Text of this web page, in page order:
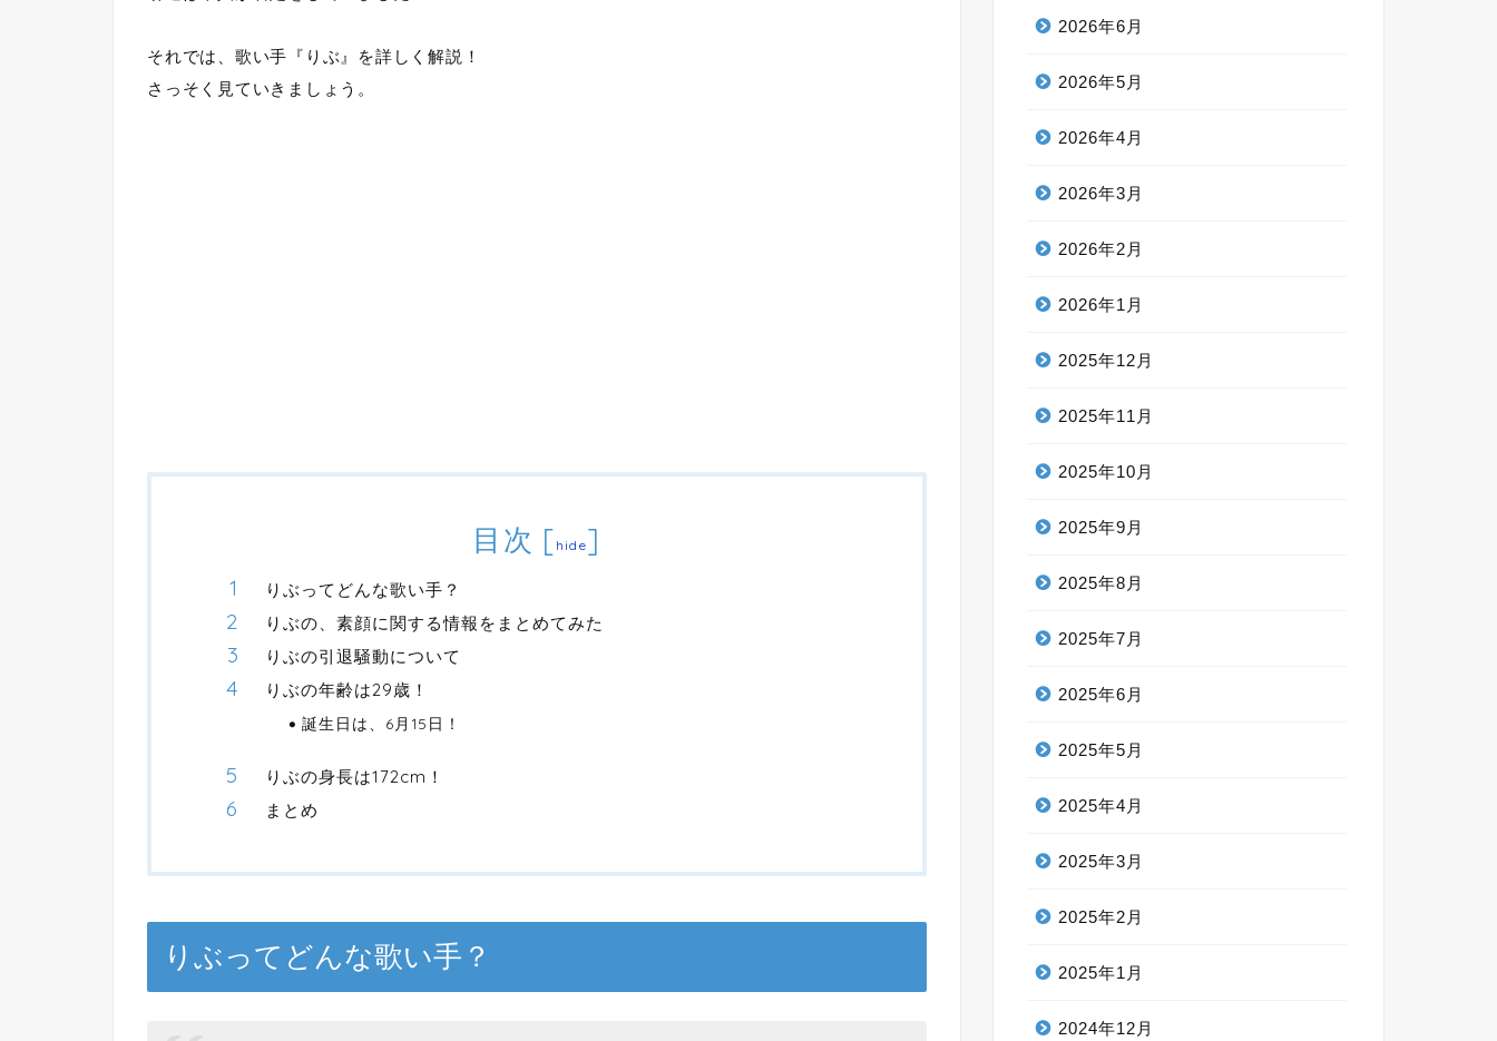
それでは、歌い手『りぶ』を詳しく解説！
さっそく見ていきましょう。
目次 [ hide]
りぶってどんな歌い手？
りぶの、素顔に関する情報をまとめてみた
りぶの引退騒動について
りぶの年齢は29歳！
誕生日は、6月15日！
りぶの身長は172cm！
まとめ
りぶってどんな歌い手？
2026年6月
2026年5月
2026年4月
2026年3月
2026年2月
2026年1月
2025年12月
2025年11月
2025年10月
2025年9月
2025年8月
2025年7月
2025年6月
2025年5月
2025年4月
2025年3月
2025年2月
2025年1月
2024年12月